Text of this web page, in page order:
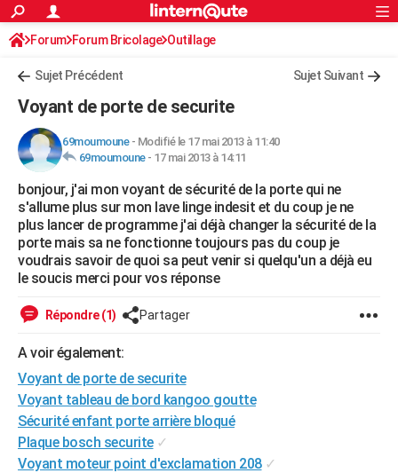
ACTUALITÉS
Politique
Société
Faits Divers
Education
Monde
Villes
+
FINANCE
Retraite
Impôts
Epargne
Immobilier
Risques naturels par ville
Banque
Assurance
Crédit
AUTO
Essais
Réserver un essai
Citadines
Berlines
SUV
Forum auto
+HIGH-TECH
Mobiles
Meilleur smartphone
Internet
Ordinateurs
Jeux vidéo
Guide high-tech
+BRICOLAGE
Forum
Aménagement intérieur
Extérieur
Cuisine
Salle de bains
Jardinage
Rangement
WEEK-END
Guides de France
Escapades
Patrimoine
Expositions
Musées
Week-end nature
LIFESTYLE
SANTE
Alimentation
Guide de la santé
Maladies
Médicaments
Sommeil
VOYAGE
Destinations
City break
Voyage nature
Voyage de noces
Forum
Climat
+PHOTO
GUIDES D'ACHAT
S'inscrire
Connexion
Forum Forum Bricolage Outillage
Sujet Précédent Sujet Suivant
Voyant de porte de securite
69moumoune- Modifié le 17 mai 2013 à 11:40
69moumoune- 17 mai 2013 à 14:11
bonjour, j'ai mon voyant de sécurité de la porte qui ne
s'allume plus sur mon lave linge indesit et du coup je ne
plus lancer de programme j'ai déjà changer la sécurité de la
porte mais sa ne fonctionne toujours pas du coup je
voudrais savoir de quoi sa peut venir si quelqu'un a déjà eu
le soucis merci pour vos réponse
Répondre (1) Partager
A voir également:
Voyant de porte de securite
Voyant tableau de bord kangoo goutte
Sécurité enfant porte arrière bloqué
Plaque bosch securite ✓
Voyant moteur point d'exclamation 208 ✓